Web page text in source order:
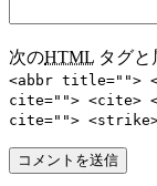
次のHTML タグと
<abbr title="">
cite=""> <cite>
cite="">